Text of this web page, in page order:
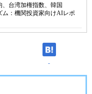
台湾加権指数、韓国
ム：機関投資家向けAIレポ
-